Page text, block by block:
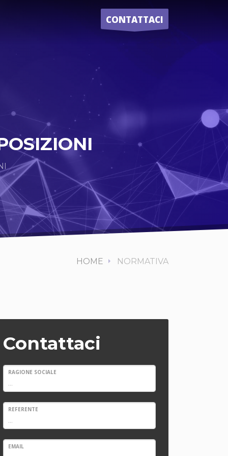
CONTATTACI
HOME NORMATIVA
Contattaci
RAGIONE SOCIALE
REFERENTE
EMAIL